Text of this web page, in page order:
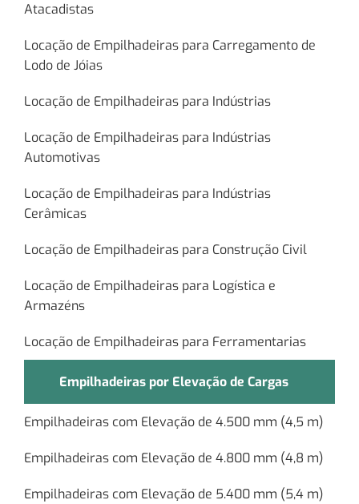
Atacadistas
Locação de Empilhadeiras para Carregamento de
Lodo de Jóias
Locação de Empilhadeiras para Indústrias
Locação de Empilhadeiras para Indústrias
Automotivas
Locação de Empilhadeiras para Indústrias
Cerâmicas
Locação de Empilhadeiras para Construção Civil
Locação de Empilhadeiras para Logística e
Armazéns
Locação de Empilhadeiras para Ferramentarias
Empilhadeiras por Elevação de Cargas
Empilhadeiras com Elevação de 4.500 mm (4,5 m)
Empilhadeiras com Elevação de 4.800 mm (4,8 m)
Empilhadeiras com Elevação de 5.400 mm (5,4 m)